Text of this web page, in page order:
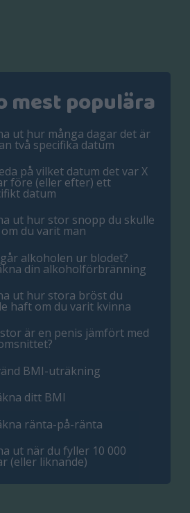
mest populära
ut hur många dagar det är
två specifika datum
på vilket datum det var X
före (eller efter) ett
datum
ut hur stor snopp du skulle
du varit man
alkoholen ur blodet?
din alkoholförbränning
ut hur stora bröst du
haft om du varit kvinna
är en penis jämfört med
BMI-uträkning
ditt BMI
ränta-på-ränta
ut när du fyller 10 000
(eller liknande)